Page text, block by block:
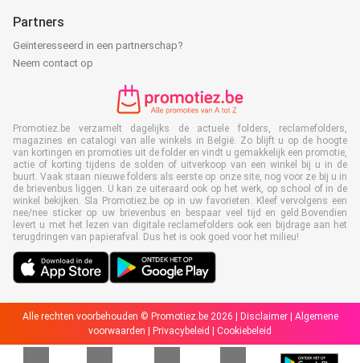
Partners
Geïnteresseerd in een partnerschap?
Neem contact op
Promotiez.be verzamelt dagelijks de actuele folders, reclamefolders,
magazines en catalogi van alle winkels in België. Zo blijft u op de hoogte
van kortingen en promoties uit de folder en vindt u gemakkelijk een promotie,
actie of korting tijdens de solden of uitverkoop van een winkel bij u in de
buurt. Vaak staan nieuwe folders als eerste op onze site, nog voor ze bij u in
de brievenbus liggen. U kan ze uiteraard ook op het werk, op school of in de
winkel bekijken. Sla Promotiez.be op in uw favorieten. Kleef vervolgens een
nee/nee sticker op uw brievenbus en bespaar veel tijd en geld.Bovendien
levert u met het lezen van digitale reclamefolders ook een bijdrage aan het
terugdringen van papierafval. Dus het is ook goed voor het milieu!
Alle rechten voorbehouden © Promotiez.be 2026 | Disclaimer| Algemene
voorwaarden
Privacybeleid Cookiebeleid